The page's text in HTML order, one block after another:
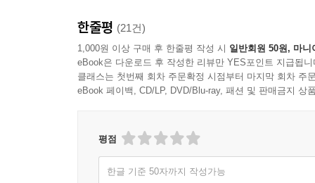
어떤 부문이든 한 부문에 대한 책을 많이 읽으면
적 분량으로 몇십 권 이상을 읽어야 한다. 일반 책
성하기 위한 사고방식이다. 그리고 세상을 긍정
자기계발서는 꿈을 달성하는 것을 목적으로 하
할 수 있다. 물론 한두 권 읽어서는 그러기가 어
한줄평 (21건)
1,000원 이상 구매 후 한줄평 작성 시 일반회원 50원, 마니
eBook은 다운로드 후 작성한 리뷰만 YES포인트 지급됩니
클래스는 첫번째 회차 주문확정 시점부터 마지막 회차 주
eBook 페이백, CD/LP, DVD/Blu-ray, 패션 및 판매금지 상
평점
한글 기준 50자까지 작성가능